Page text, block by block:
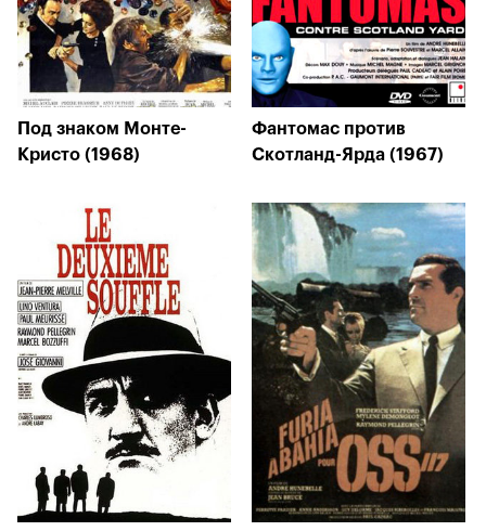
Под знаком Монте-
Кристо (1968)
Фантомас против
Скотланд-Ярда (1967)